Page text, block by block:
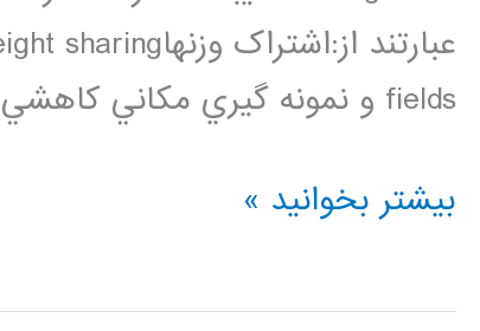
fields و نمونه گيري مکاني کاهشي spatial down sampling. […]
فیلم
شبکه
بیشتر بخوانید »